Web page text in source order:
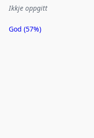
Ikkje oppgitt
Metadatakvalitet
God (57%)